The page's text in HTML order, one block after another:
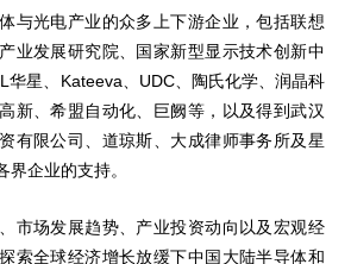
与光电产业的众多上下游企业，包括联想
业发展研究院、国家新型显示技术创新中
华星、Kateeva、UDC、陶氏化学、润晶科
新、希盟自动化、巨阙等，以及得到武汉
有限公司、道琼斯、大成律师事务所及星
界企业的支持。
市场发展趋势、产业投资动向以及宏观经
索全球经济增长放缓下中国大陆半导体和